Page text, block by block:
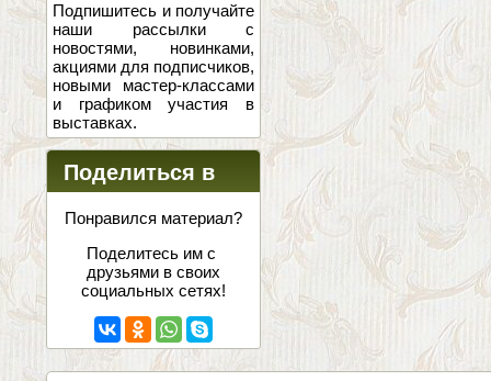
Подпишитесь и получайте
наши рассылки с
новостями, новинками,
акциями для подписчиков,
новыми мастер-классами
и графиком участия в
выставках.
Поделиться в
соцсетях
Понравился материал?
Поделитесь им с
друзьями в своих
социальных сетях!